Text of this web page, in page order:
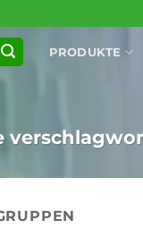
PRODUKTE